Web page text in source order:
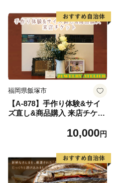
福岡県飯塚市
【A-878】手作り体験&サイ
ズ直し&商品購入 来店チケッ
10,000円